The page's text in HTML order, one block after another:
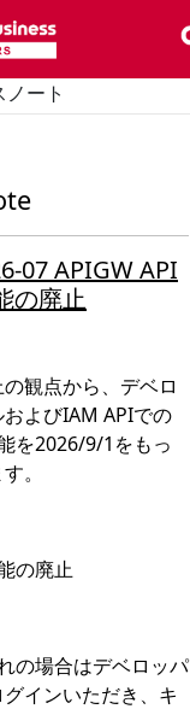
動
ノート
07 APIGW API
の廃止
観点から、デベロ
よびIAM APIでの
を2026/9/1をもっ
。
の廃止
の場合はデベロッパ
インいただき、キ